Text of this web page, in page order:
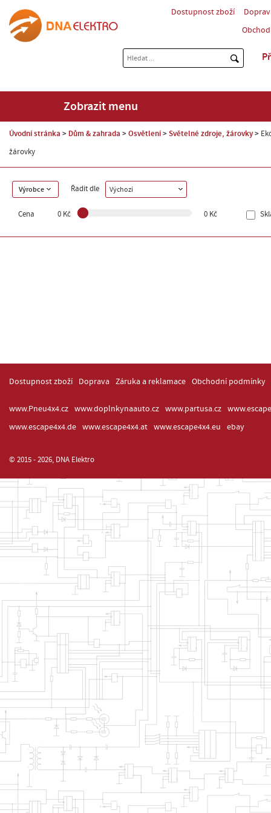
Dostupnost zboží
Zobrazit menu
Úvodní stránka Dům & zahrada Osvětlení Světelné zdroje, žárovky
žárovky
Výrobce Řadit dle Výchozí
Cena 0 Kč 0 Kč
Dostupnost zboží Doprava Záruka a reklamace Obchodní podmínky
www.Pneu4x4.cz www.doplnkynaauto.cz www.partusa.cz
www.escape4x4.de
www.escape4x4.at www.escape4x4.eu ebay
© 2015 - 2026, DNA Elektro